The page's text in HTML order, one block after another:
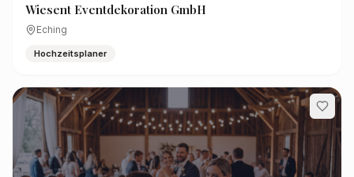
Wiesent Eventdekoration GmbH
Eching
Hochzeitsplaner